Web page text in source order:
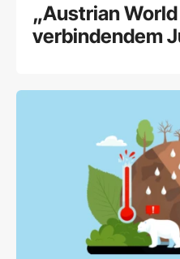
„Austrian
verbindendem